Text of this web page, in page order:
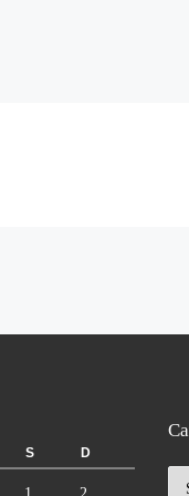
S D
1 2